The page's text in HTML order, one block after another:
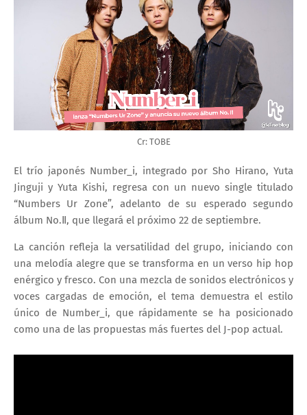
Cr: TOBE
El trío japonés Number_i, integrado por Sho Hirano, Yuta
Jinguji y Yuta Kishi, regresa con un nuevo single titulado
“Numbers Ur Zone”, adelanto de su esperado segundo
álbum No.Ⅱ, que llegará el próximo 22 de septiembre.
La canción refleja la versatilidad del grupo, iniciando con
una melodía alegre que se transforma en un verso hip hop
enérgico y fresco. Con una mezcla de sonidos electrónicos y
voces cargadas de emoción, el tema demuestra el estilo
único de Number_i, que rápidamente se ha posicionado
como una de las propuestas más fuertes del J-pop actual.